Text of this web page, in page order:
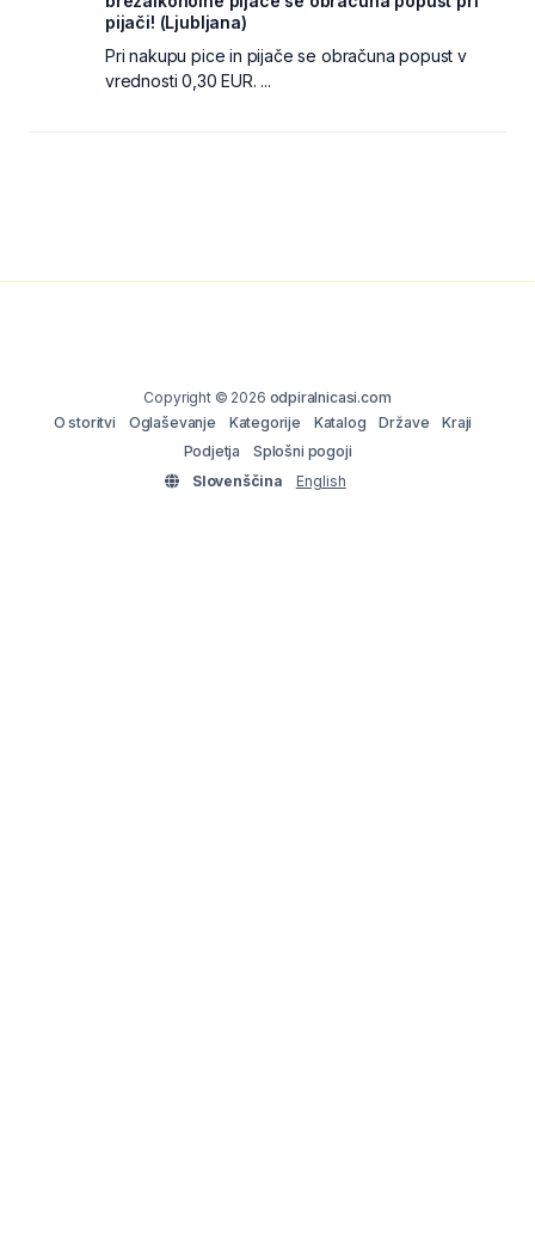
pijači! (Ljubljana)
Pri nakupu pice in pijače se obračuna popust v
vrednosti 0,30 EUR. ...
Copyright © 2026 odpiralnicasi.com
O storitvi
Oglaševanje Kategorije Katalog Države
Kraji
Podjetja
Splošni pogoji
Slovenščina
English